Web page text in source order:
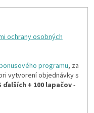
ochrany osobných
programu, za
vytvorení objednávky s
ďalších + 100 lapačov-